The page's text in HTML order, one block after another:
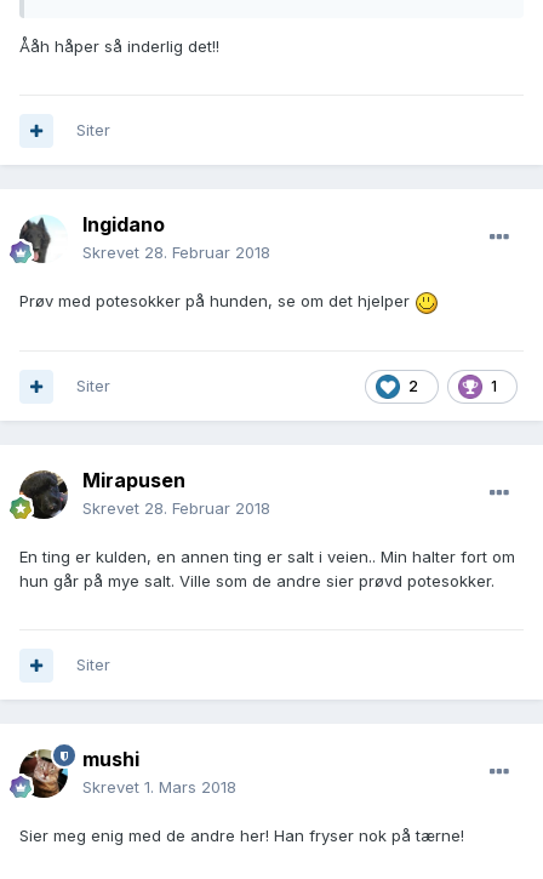
Ååh håper så inderlig det!!
Siter
Ingidano
Skrevet 28. Februar 2018
Prøv med potesokker på hunden, se om det hjelper
2 1
Siter
Mirapusen
Skrevet 28. Februar 2018
En ting er kulden, en annen ting er salt i veien.. Min halter fort om
hun går på mye salt. Ville som de andre sier prøvd potesokker.
Siter
mushi
Skrevet 1. Mars 2018
Sier meg enig med de andre her! Han fryser nok på tærne!